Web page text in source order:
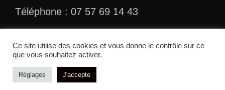
Téléphone : 07 57 69 14 43
© 2026 Avenue Robes Chinoises
Ce site utilise des cookies et vous donne le contrôle sur ce
que vous souhaitez activer.
Réglages J'accepte